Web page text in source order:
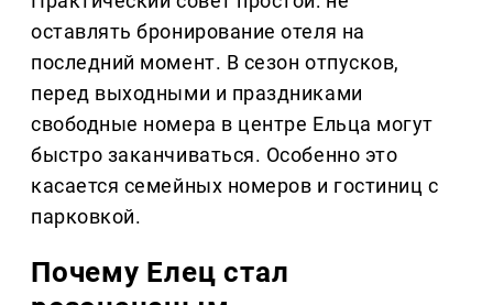
оставлять бронирование отеля на
последний момент. В сезон отпусков,
перед выходными и праздниками
свободные номера в центре Ельца могут
быстро заканчиваться. Особенно это
касается семейных номеров и гостиниц с
парковкой.
Почему Елец стал